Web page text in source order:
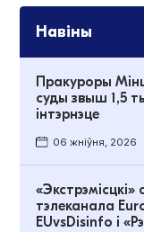
Навіны
Пракуроры
суды звыш 1,5
інтэрнэце
06 жніўня, 2026
тэлеканала
EUvsDisinfo і